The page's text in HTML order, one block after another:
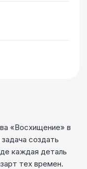
«Восхищение» в
создать
каждая деталь
тех времен.